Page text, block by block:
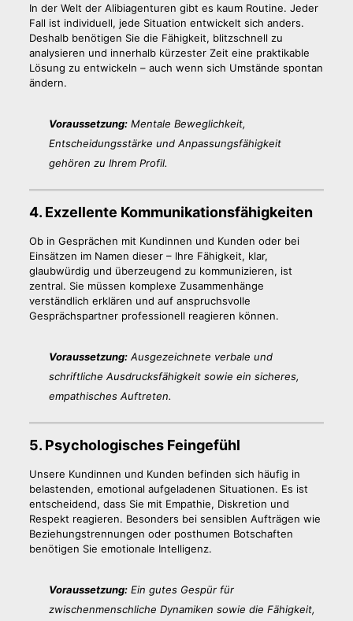
In der Welt der Alibiagenturen gibt es kaum Routine. Jeder
Fall ist individuell, jede Situation entwickelt sich anders.
Deshalb benötigen Sie die Fähigkeit, blitzschnell zu
analysieren und innerhalb kürzester Zeit eine praktikable
Lösung zu entwickeln – auch wenn sich Umstände spontan
ändern.
Voraussetzung:Mentale Beweglichkeit,
Entscheidungsstärke und Anpassungsfähigkeit
gehören zu Ihrem Profil.
4. Exzellente Kommunikationsfähigkeiten
Ob in Gesprächen mit Kundinnen und Kunden oder bei
Einsätzen im Namen dieser – Ihre Fähigkeit, klar,
glaubwürdig und überzeugend zu kommunizieren, ist
zentral. Sie müssen komplexe Zusammenhänge
verständlich erklären und auf anspruchsvolle
Gesprächspartner professionell reagieren können.
Voraussetzung:Ausgezeichnete verbale und
schriftliche Ausdrucksfähigkeit sowie ein sicheres,
empathisches Auftreten.
5. Psychologisches Feingefühl
Unsere Kundinnen und Kunden befinden sich häufig in
belastenden, emotional aufgeladenen Situationen. Es ist
entscheidend, dass Sie mit Empathie, Diskretion und
Respekt reagieren. Besonders bei sensiblen Aufträgen wie
Beziehungstrennungen oder posthumen Botschaften
benötigen Sie emotionale Intelligenz.
Voraussetzung:Ein gutes Gespür für
zwischenmenschliche Dynamiken sowie die Fähigkeit,